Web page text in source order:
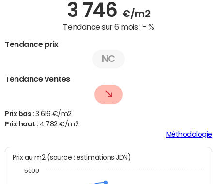
3 746 €/m2
Tendance sur 6 mois : - %
Tendance prix
NC
Tendance ventes
Prix bas : 3 616 €/m2
Prix haut : 4 782 €/m2
Méthodologie
Prix au m2 (source : estimations JDN)
5000